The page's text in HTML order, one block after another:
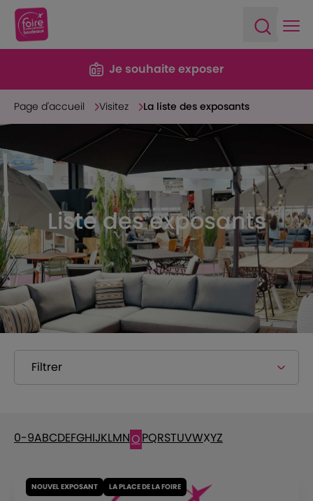
Je souhaite exposer
Page d'accueil Visitez La liste des exposants
Liste des exposants
Filtrer
0-9ABCDEFGHIJKLMNOPQRSTUVWXYZ
NOUVEL EXPOSANT LA PLACE DE LA FOIRE